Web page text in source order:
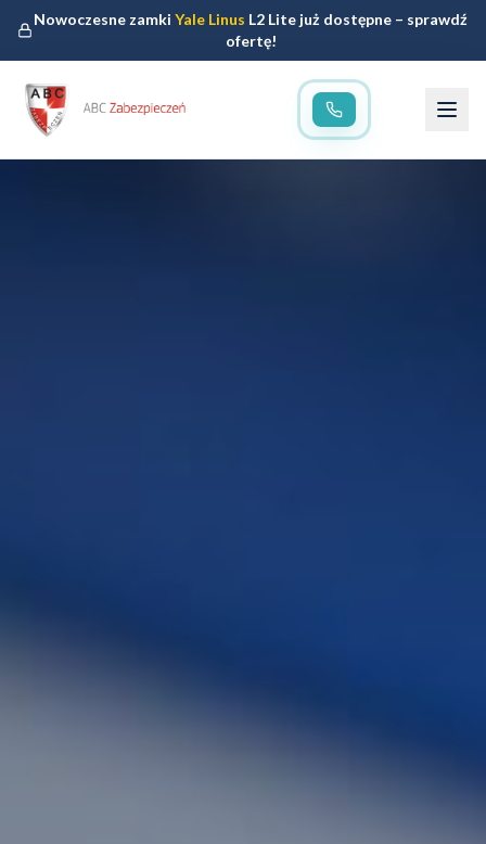
Nowoczesne zamkiYale Linus L2 Lite już dostępne – sprawdź
ofertę!